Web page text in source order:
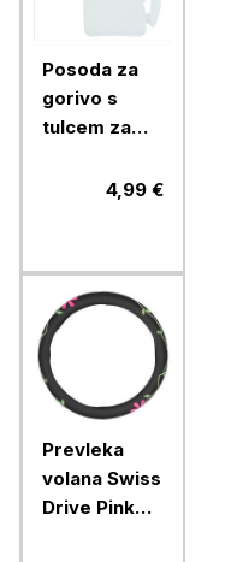
Posoda za
gorivo s
tulcem za
Ramda 2 l4,99 €
Prevleka
volana Swiss
Drive Pink